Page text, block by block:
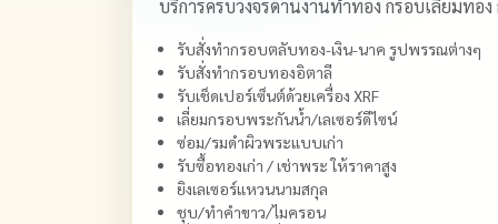
บริการครบวงจรด้านงานทำทอง กรอบเลี่ยมทอ
รับสั่งทำกรอบตลับทอง-เงิน-นาค รูปพรรณต่างๆ
รับสั่งทำกรอบทองอิตาลี
รับเช็ดเปอร์เซ็นต์ด้วยเครื่อง XRF
เลี่ยมกรอบพระกันน้ำ/เลเซอร์ดีไซน์
ซ่อม/รมดำผิวพระแบบเก่า
รับซื้อทองเก่า / เช่าพระ ให้ราคาสูง
ยิงเลเซอร์แหวนนามสกุล
ชุบ/ทำคำขาว/ไมครอน